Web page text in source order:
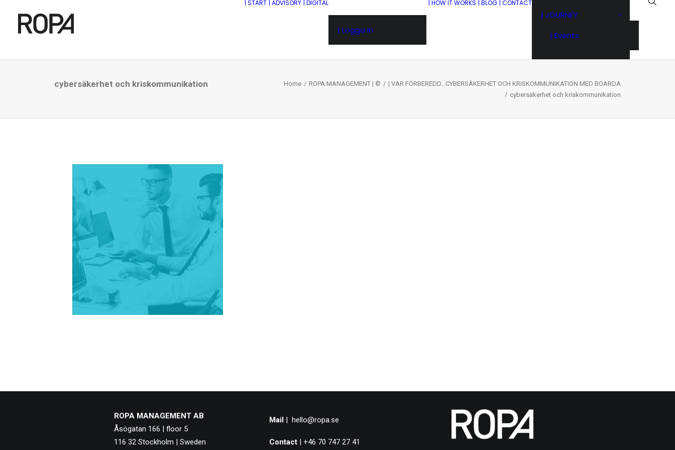
| START | ADVISORY | DIGITAL
| Logga in
| HOW IT WORKS | BLOG | CONTACT
| JOURNEY
| Events
cybersäkerhet och kriskommunikation Home ROPA MANAGEMENT | ©
| VAR FÖRBEREDD...CYBERSÄKERHET OCH KRISKOMMUNIKATION MED BOARDA
cybersäkerhet och kriskommunikation
ROPA MANAGEMENT AB
Åsögatan 166 | floor 5
116 32 Stockholm | Sweden
Mail| hello@ropa.se
Contact| +46 70 747 27 41